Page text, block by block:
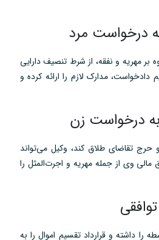
درخواست مرد
بر مهریه و نفقه، از شرط تنصیف دارایی
دادخواست، مدارک لازم را ارائه کرده و
درخواست زن
حرج تقاضای طلاق کند، وکیل می‌تواند
مالی وی از جمله مهریه و اجرت‌المثل را
را داشته و قرارداد تقسیم اموال را به